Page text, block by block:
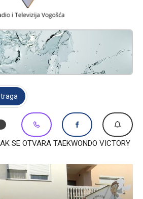
TELEVIZIJA VOGOŠĆA
SE OTVARA TAEKWONDO VICTORY